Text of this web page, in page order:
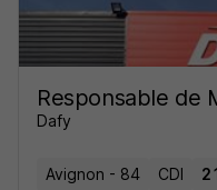
Responsable de
Dafy
Avignon - 84 CDI 2